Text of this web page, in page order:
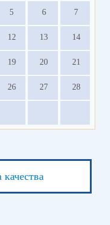
5 6 7
12 13 14
19 20 21
26 27 28